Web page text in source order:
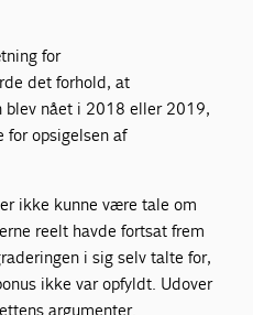
for
det forhold, at
nået i 2018 eller 2019,
for opsigelsen af
ikke kunne være tale om
reelt havde fortsat frem
i sig selv talte for,
ikke var opfyldt. Udover
argumenter.